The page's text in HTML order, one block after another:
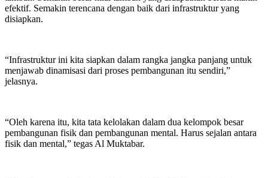
efektif. Semakin terencana dengan baik dari infrastruktur yang
disiapkan.
“Infrastruktur ini kita siapkan dalam rangka jangka panjang untuk
menjawab dinamisasi dari proses pembangunan itu sendiri,”
jelasnya.
“Oleh karena itu, kita tata kelolakan dalam dua kelompok besar
pembangunan fisik dan pembangunan mental. Harus sejalan antara
fisik dan mental,” tegas Al Muktabar.